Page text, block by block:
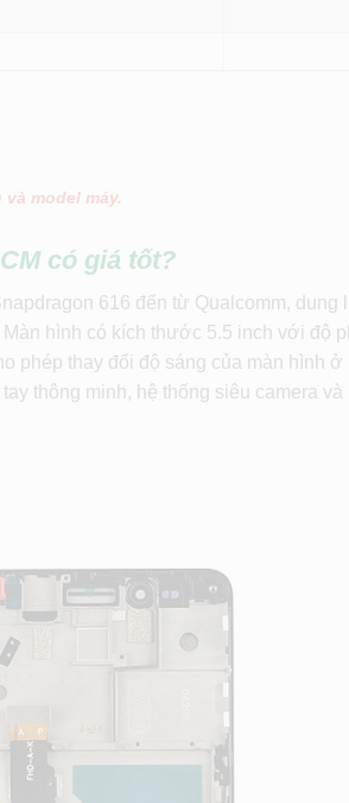
model máy.
có giá tốt?
616 đến từ Qualcomm, dung
hình có kích thước 5.5 inch với độ
phép thay đổi độ sáng của màn hình ở
thông minh, hệ thống siêu camera và